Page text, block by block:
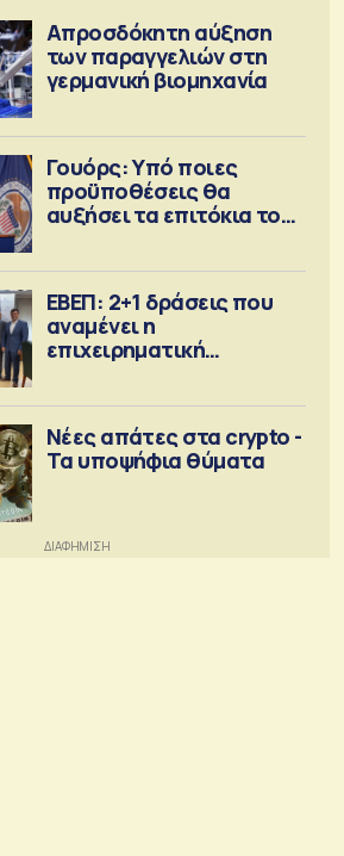
Απροσδόκητη αύξηση
των παραγγελιών στη
γερμανική βιομηχανία
Γουόρς: Υπό ποιες
προϋποθέσεις θα
αυξήσει τα επιτόκια τον
ΕΒΕΠ: 2+1 δράσεις που
αναμένει η
επιχειρηματική
Νέες απάτες στα crypto -
Τα υποψήφια θύματα